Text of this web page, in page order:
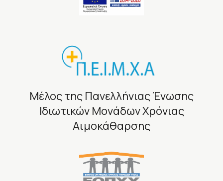
Μέλος της Πανελλήνιας Ένωσης
Ιδιωτικών Μονάδων Χρόνιας
Αιμοκάθαρσης